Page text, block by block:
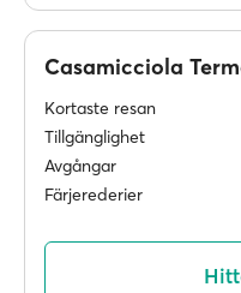
Casamicciola
Kortaste resan
Tillgänglighet
Avgångar
Färjerederier